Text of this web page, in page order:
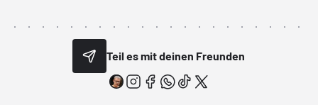
Teil es mit deinen Freunden